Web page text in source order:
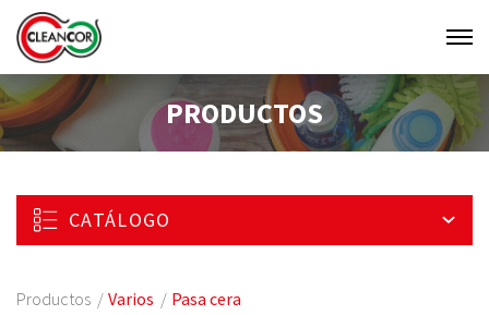
Clean
Cor
PRODUCTOS
CATÁLOGO
Productos Varios Pasa cera